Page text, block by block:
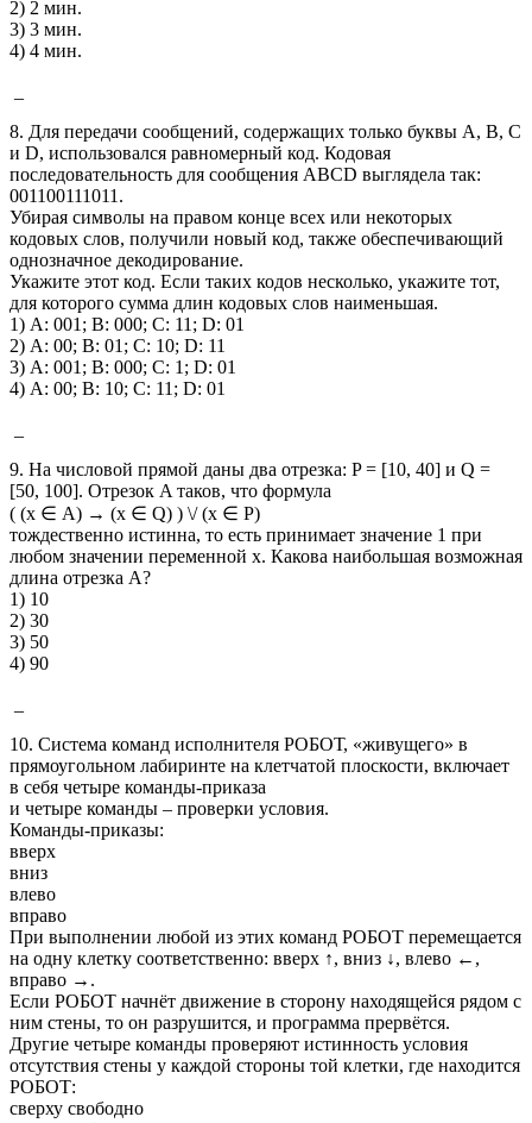
2) 2 мин.
3) 3 мин.
4) 4 мин.
8. Для передачи сообщений, содержащих только буквы А, B, C
и D, использовался равномерный код. Кодовая
последовательность для сообщения ABCD выглядела так:
001100111011.
Убирая символы на правом конце всех или некоторых
кодовых слов, получили новый код, также обеспечивающий
однозначное декодирование.
Укажите этот код. Если таких кодов несколько, укажите тот,
для которого сумма длин кодовых слов наименьшая.
1) А: 001; B: 000; C: 11; D: 01
2) А: 00; B: 01; C: 10; D: 11
3) А: 001; B: 000; C: 1; D: 01
4) А: 00; B: 10; C: 11; D: 01
9. На числовой прямой даны два отрезка: P = [10, 40] и Q =
[50, 100]. Отрезок A таков, что формула
( (x ∈ А) → (x ∈ Q) ) \/ (x ∈ P)
тождественно истинна, то есть принимает значение 1 при
любом значении переменной х. Какова наибольшая возможная
длина отрезка A?
1) 10
2) 30
3) 50
4) 90
10. Система команд исполнителя РОБОТ, «живущего» в
прямоугольном лабиринте на клетчатой плоскости, включает
в себя четыре команды-приказа
и четыре команды – проверки условия.
Команды-приказы:
вверх
вниз
влево
вправо
При выполнении любой из этих команд РОБОТ перемещается
на одну клетку соответственно: вверх ↑, вниз ↓, влево ←,
вправо →.
Если РОБОТ начнёт движение в сторону находящейся рядом с
ним стены, то он разрушится, и программа прервётся.
Другие четыре команды проверяют истинность условия
отсутствия стены у каждой стороны той клетки, где находится
РОБОТ:
сверху свободно